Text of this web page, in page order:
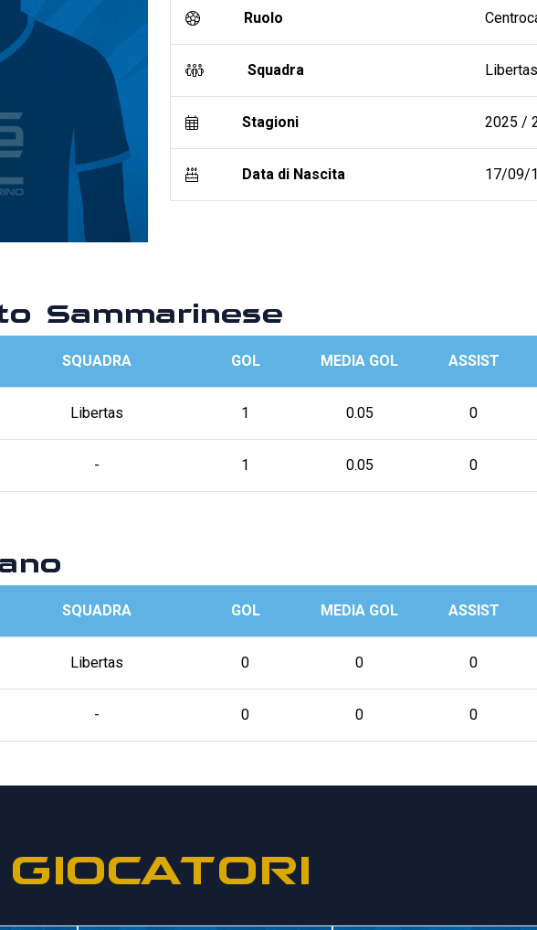
Ruolo
Squadra Libertas
Stagioni 2025 /
Data di Nascita 17/09/
Sammarinese
SQUADRA GOL MEDIA GOL ASSIST
Libertas 1 0.05 0
- 1 0.05 0
SQUADRA GOL MEDIA GOL ASSIST
Libertas 0 0 0
- 0 0 0